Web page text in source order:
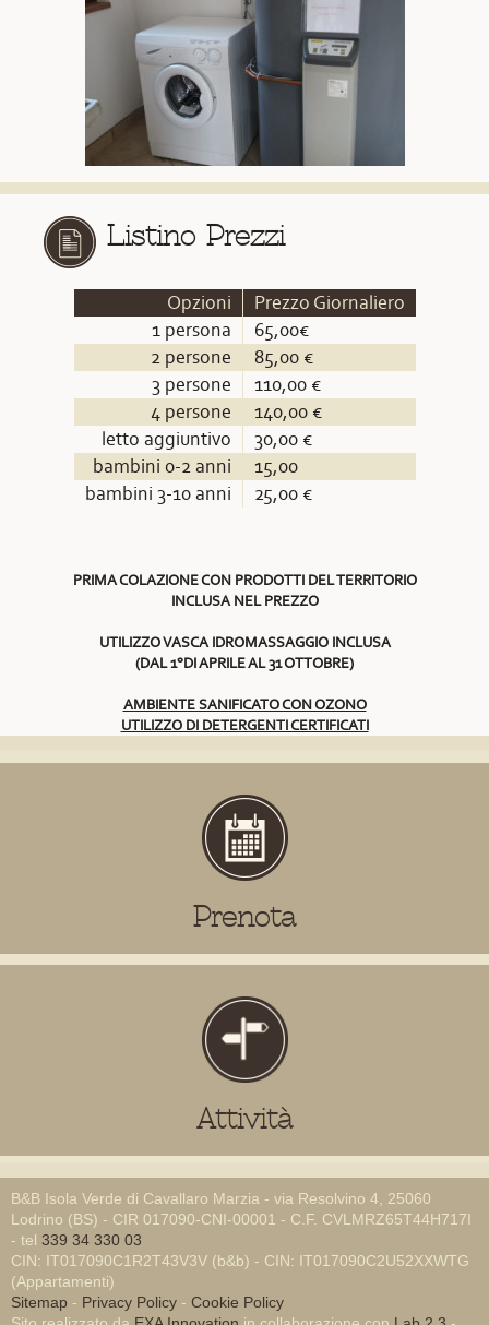
Listino Prezzi
Opzioni
Prezzo Giornaliero
1 persona
65,00€
2 persone
85,00 €
3 persone
110,00 €
4 persone
140,00 €
letto aggiuntivo
30,00 €
bambini 0-2 anni
15,00
bambini 3-10 anni
25,00 €
PRIMA COLAZIONE CON PRODOTTI DEL TERRITORIO
INCLUSA NEL PREZZO
UTILIZZO VASCA IDROMASSAGGIO INCLUSA
(DAL 1°DI APRILE AL 31 OTTOBRE)
AMBIENTE SANIFICATO CON OZONO
UTILIZZO DI DETERGENTI CERTIFICATI
Prenota
Attività
B&B Isola Verde di Cavallaro Marzia - via Resolvino 4, 25060
Lodrino (BS) - CIR 017090-CNI-00001 - C.F. CVLMRZ65T44H717I
- tel 339 34 330 03
CIN: IT017090C1R2T43V3V (b&b) - CIN: IT017090C2U52XXWTG
(Appartamenti)
Sitemap - Privacy Policy - Cookie Policy